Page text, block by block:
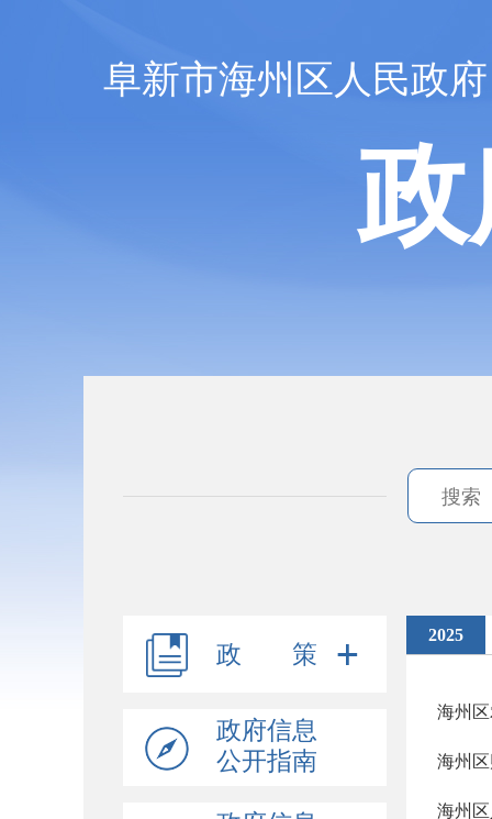
阜新市海州区人民政府
政 策
政府信息
公开指南
2025
海州
海州
海州